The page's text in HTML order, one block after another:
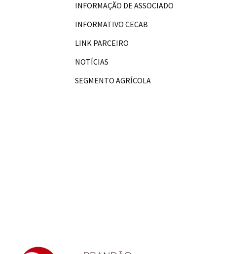
INFORMAÇÃO DE ASSOCIADO
INFORMATIVO CECAB
LINK PARCEIRO
NOTÍCIAS
SEGMENTO AGRÍCOLA